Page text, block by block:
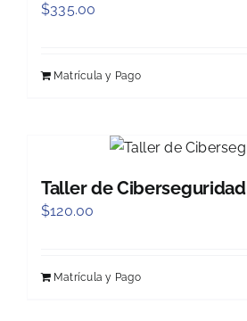
$335.00
Matrícula y Pago
Taller de Ciberseguridad
$120.00
Matrícula y Pago